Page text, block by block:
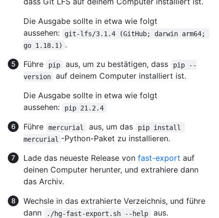
Die Ausgabe sollte in etwa wie folgt
aussehen:
git-lfs/3.1.4 (GitHub; darwin arm64;
go 1.18.1) .
Führe
pip aus, um zu bestätigen, dass
pip --
version
auf deinem Computer installiert ist.
Die Ausgabe sollte in etwa wie folgt
aussehen:
pip 21.2.4
Führe mercurial aus, um das
pip install
mercurial -Python-Paket zu installieren.
Lade das neueste Release von fast-export auf
deinen Computer herunter, und extrahiere dann
das Archiv.
Wechsle in das extrahierte Verzeichnis, und führe
dann
./hg-fast-export.sh --help
aus.